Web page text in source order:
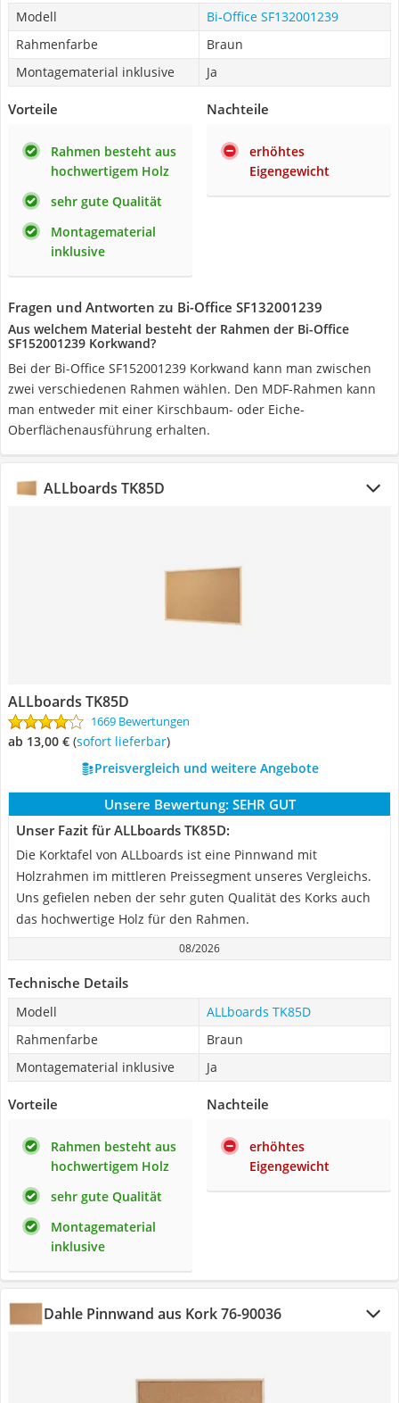
Modell
Bi-Office SF132001239
Rahmenfarbe
Braun
Montagematerial inklusive
Ja
Vorteile
Rahmen besteht aus
hochwertigem Holz
sehr gute Qualität
Montagematerial
inklusive
Nachteile
erhöhtes
Eigengewicht
Fragen und Antworten zu Bi-Office SF132001239
Aus welchem Material besteht der Rahmen der Bi-Office
SF152001239 Korkwand?
Bei der Bi-Office SF152001239 Korkwand kann man zwischen
zwei verschiedenen Rahmen wählen. Den MDF-Rahmen kann
man entweder mit einer Kirschbaum- oder Eiche-
Oberflächenausführung erhalten.
ALLboards TK85D
ALLboards TK85D
1669 Bewertungen
ab 13,00 € ( Sofort lieferbar)
Preisvergleich und weitere Angebote
Unsere Bewertung: SEHR GUT
Unser Fazit für ALLboards TK85D:
Die Korktafel von ALLboards ist eine Pinnwand mit
Holzrahmen im mittleren Preissegment unseres Vergleichs.
Uns gefielen neben der sehr guten Qualität des Korks auch
das hochwertige Holz für den Rahmen.
08/2026
Technische Details
Modell
ALLboards TK85D
Rahmenfarbe
Braun
Montagematerial inklusive
Ja
Vorteile
Rahmen besteht aus
hochwertigem Holz
sehr gute Qualität
Montagematerial
inklusive
Nachteile
erhöhtes
Eigengewicht
Dahle Pinnwand aus Kork ‎76-90036